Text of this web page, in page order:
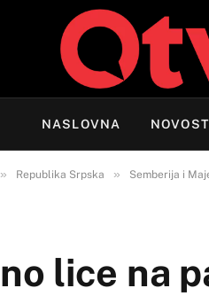
NASLOVNA
» Republika Srpska » Semberija i
lice na